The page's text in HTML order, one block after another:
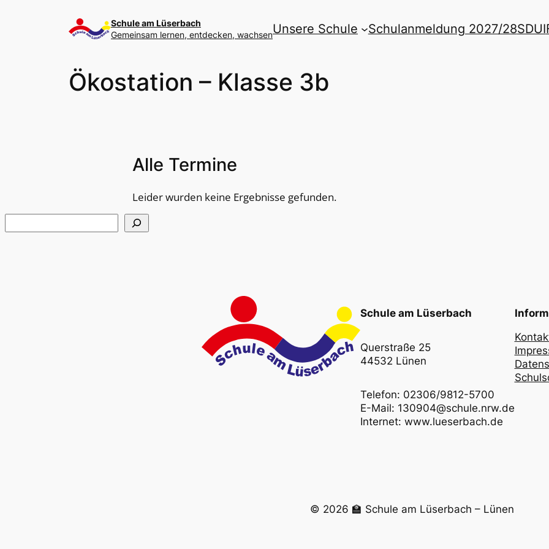
Schule am Lüserbach
Gemeinsam lernen, entdecken, wachsenUnsere Schule Schulanmeldung 2027/28SDUI
Ökostation – Klasse 3b
Alle Termine
Leider wurden keine Ergebnisse gefunden.
Schule am Lüserbach
Querstraße 25
44532 Lünen
Telefon: 02306/9812-5700
E-Mail: 130904@schule.nrw.de
Internet: www.lueserbach.de
© 2026 🏫 Schule am Lüserbach – Lünen